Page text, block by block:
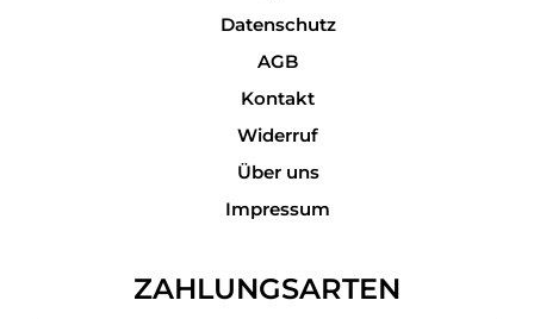
Datenschutz
AGB
Kontakt
Widerruf
Über uns
Impressum
ZAHLUNGSARTEN